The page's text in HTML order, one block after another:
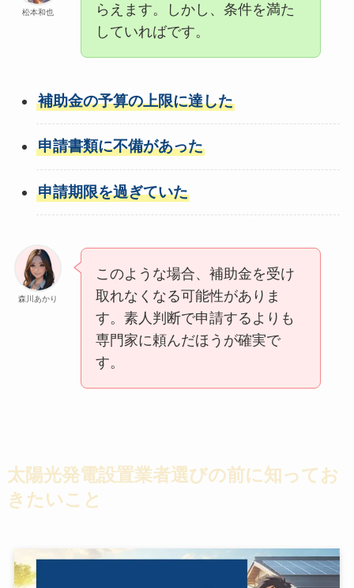
松本和也
らえます。しかし、条件を満た
していればです。
補助金の予算の上限に達した
申請書類に不備があった
申請期限を過ぎていた
森川あかり
このような場合、補助金を受け
取れなくなる可能性がありま
す。素人判断で申請するよりも
専門家に頼んだほうが確実で
す。
太陽光発電設置業者選びの前に知ってお
きたいこと